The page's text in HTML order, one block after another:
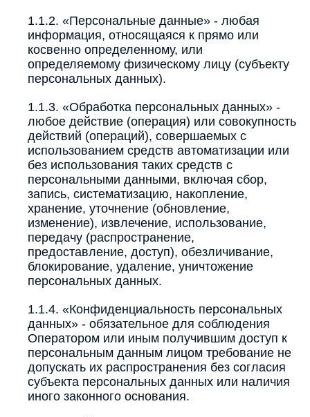
1.1.2. «Персональные данные» - любая
информация, относящаяся к прямо или
косвенно определенному, или
определяемому физическому лицу (субъекту
персональных данных).
1.1.3. «Обработка персональных данных» -
любое действие (операция) или совокупность
действий (операций), совершаемых с
использованием средств автоматизации или
без использования таких средств с
персональными данными, включая сбор,
запись, систематизацию, накопление,
хранение, уточнение (обновление,
изменение), извлечение, использование,
передачу (распространение,
предоставление, доступ), обезличивание,
блокирование, удаление, уничтожение
персональных данных.
1.1.4. «Конфиденциальность персональных
данных» - обязательное для соблюдения
Оператором или иным получившим доступ к
персональным данным лицом требование не
допускать их распространения без согласия
субъекта персональных данных или наличия
иного законного основания.